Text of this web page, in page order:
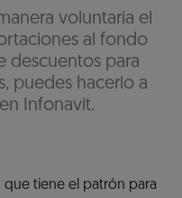
voluntaria el
al fondo
descuentos para
puedes hacerlo a
Infonavit.
que tiene el patrón para